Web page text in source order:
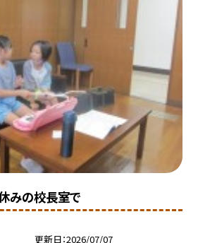
休みの校長室で
更新日 2026/07/07